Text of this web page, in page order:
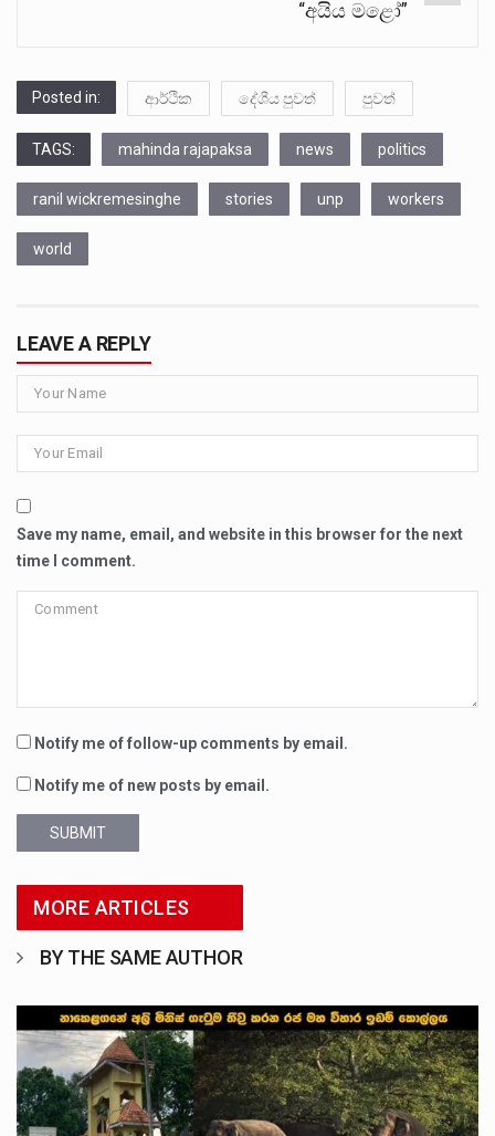
“අයිය මළෝ”
Posted in: ආර්ථික දේශීය පුවත් පුවත්
TAGS: mahinda rajapaksa news politics
ranil wickremesinghe stories unp workers
world
LEAVE A REPLY
Save my name, email, and website in this browser for the next
time I comment.
Notify me of follow-up comments by email.
Notify me of new posts by email.
SUBMIT
MORE ARTICLES
BY THE SAME AUTHOR